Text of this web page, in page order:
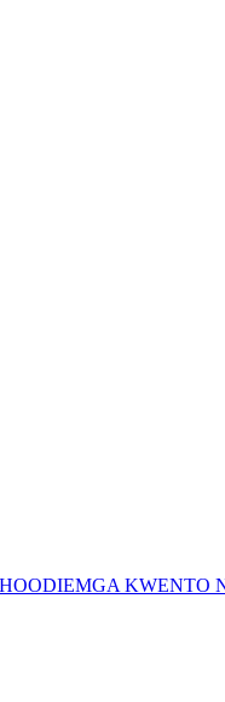
MGA KWENTO